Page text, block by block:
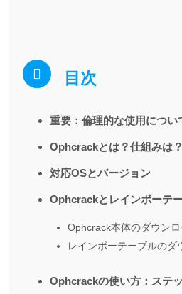
目次
重要：倫理的な使用につい
Ophcrackとは？仕組みは？
対応OSとバージョン
Ophcrackとレインボーテ
Ophcrack本体のダウンロ
レインボーテーブルのダ
Ophcrackの使い方：ステ